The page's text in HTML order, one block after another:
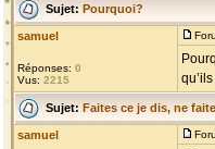
Sujet: Pourquoi?
samuel
Réponses: 0
Vus: 2215
Sujet: Faites ce je dis, ne
samuel